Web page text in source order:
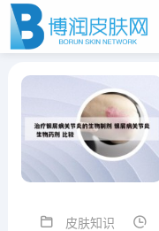
皮肤知识